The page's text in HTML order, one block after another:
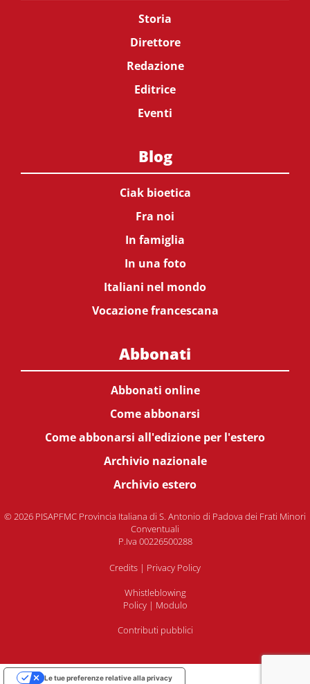
Storia
Direttore
Redazione
Editrice
Eventi
Blog
Ciak bioetica
Fra noi
In famiglia
In una foto
Italiani nel mondo
Vocazione francescana
Abbonati
Abbonati online
Come abbonarsi
Come abbonarsi all'edizione per l'estero
Archivio nazionale
Archivio estero
© 2026 PISAPFMC Provincia Italiana di S. Antonio di Padova dei Frati Minori
Conventuali
P.Iva 00226500288
Credits | Privacy Policy
Whistleblowing
Policy| Modulo
Contributi pubblici
Le tue preferenze relative alla privacy